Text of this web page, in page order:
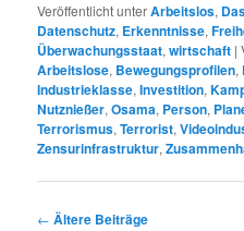
Veröffentlicht unterArbeitslos,
Datenschutz, Erkenntnisse,
Überwachungsstaat,wirtschaft |
Arbeitslose, Bewegungsprofilen,
Industrieklasse,Investition,
Nutznießer,Osama, Person,
Terrorismus,Terrorist,
Zensurinfrastruktur,
Beitrags-
← Ältere Beiträge